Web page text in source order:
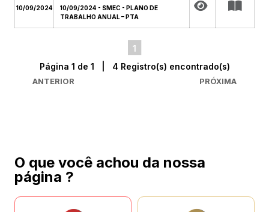
10/09/2024
10/09/2024 - SMEC - PLANO DE
TRABALHO ANUAL – PTA
1
ANTERIOR
Página 1 de 1 | 4 Registro(s) encontrado(s)
PRÓXIMA
O que você achou da nossa
página ?